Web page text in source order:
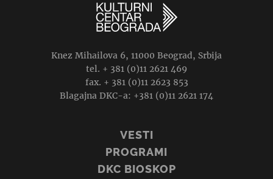
Knez Mihailova 6, 11000 Beograd, Srbija
tel. + 381 (0)11 2621 469
fax. + 381 (0)11 2623 853
Blagajna DKC-a: +381 (0)11 2621 174
VESTI
PROGRAMI
DKC BIOSKOP